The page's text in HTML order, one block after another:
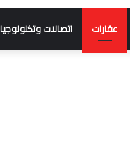
عقارات اتصالات وتكنولوجيا